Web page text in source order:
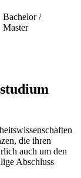
Bachelor /
Master
die ihren
auch um den
Abschluss